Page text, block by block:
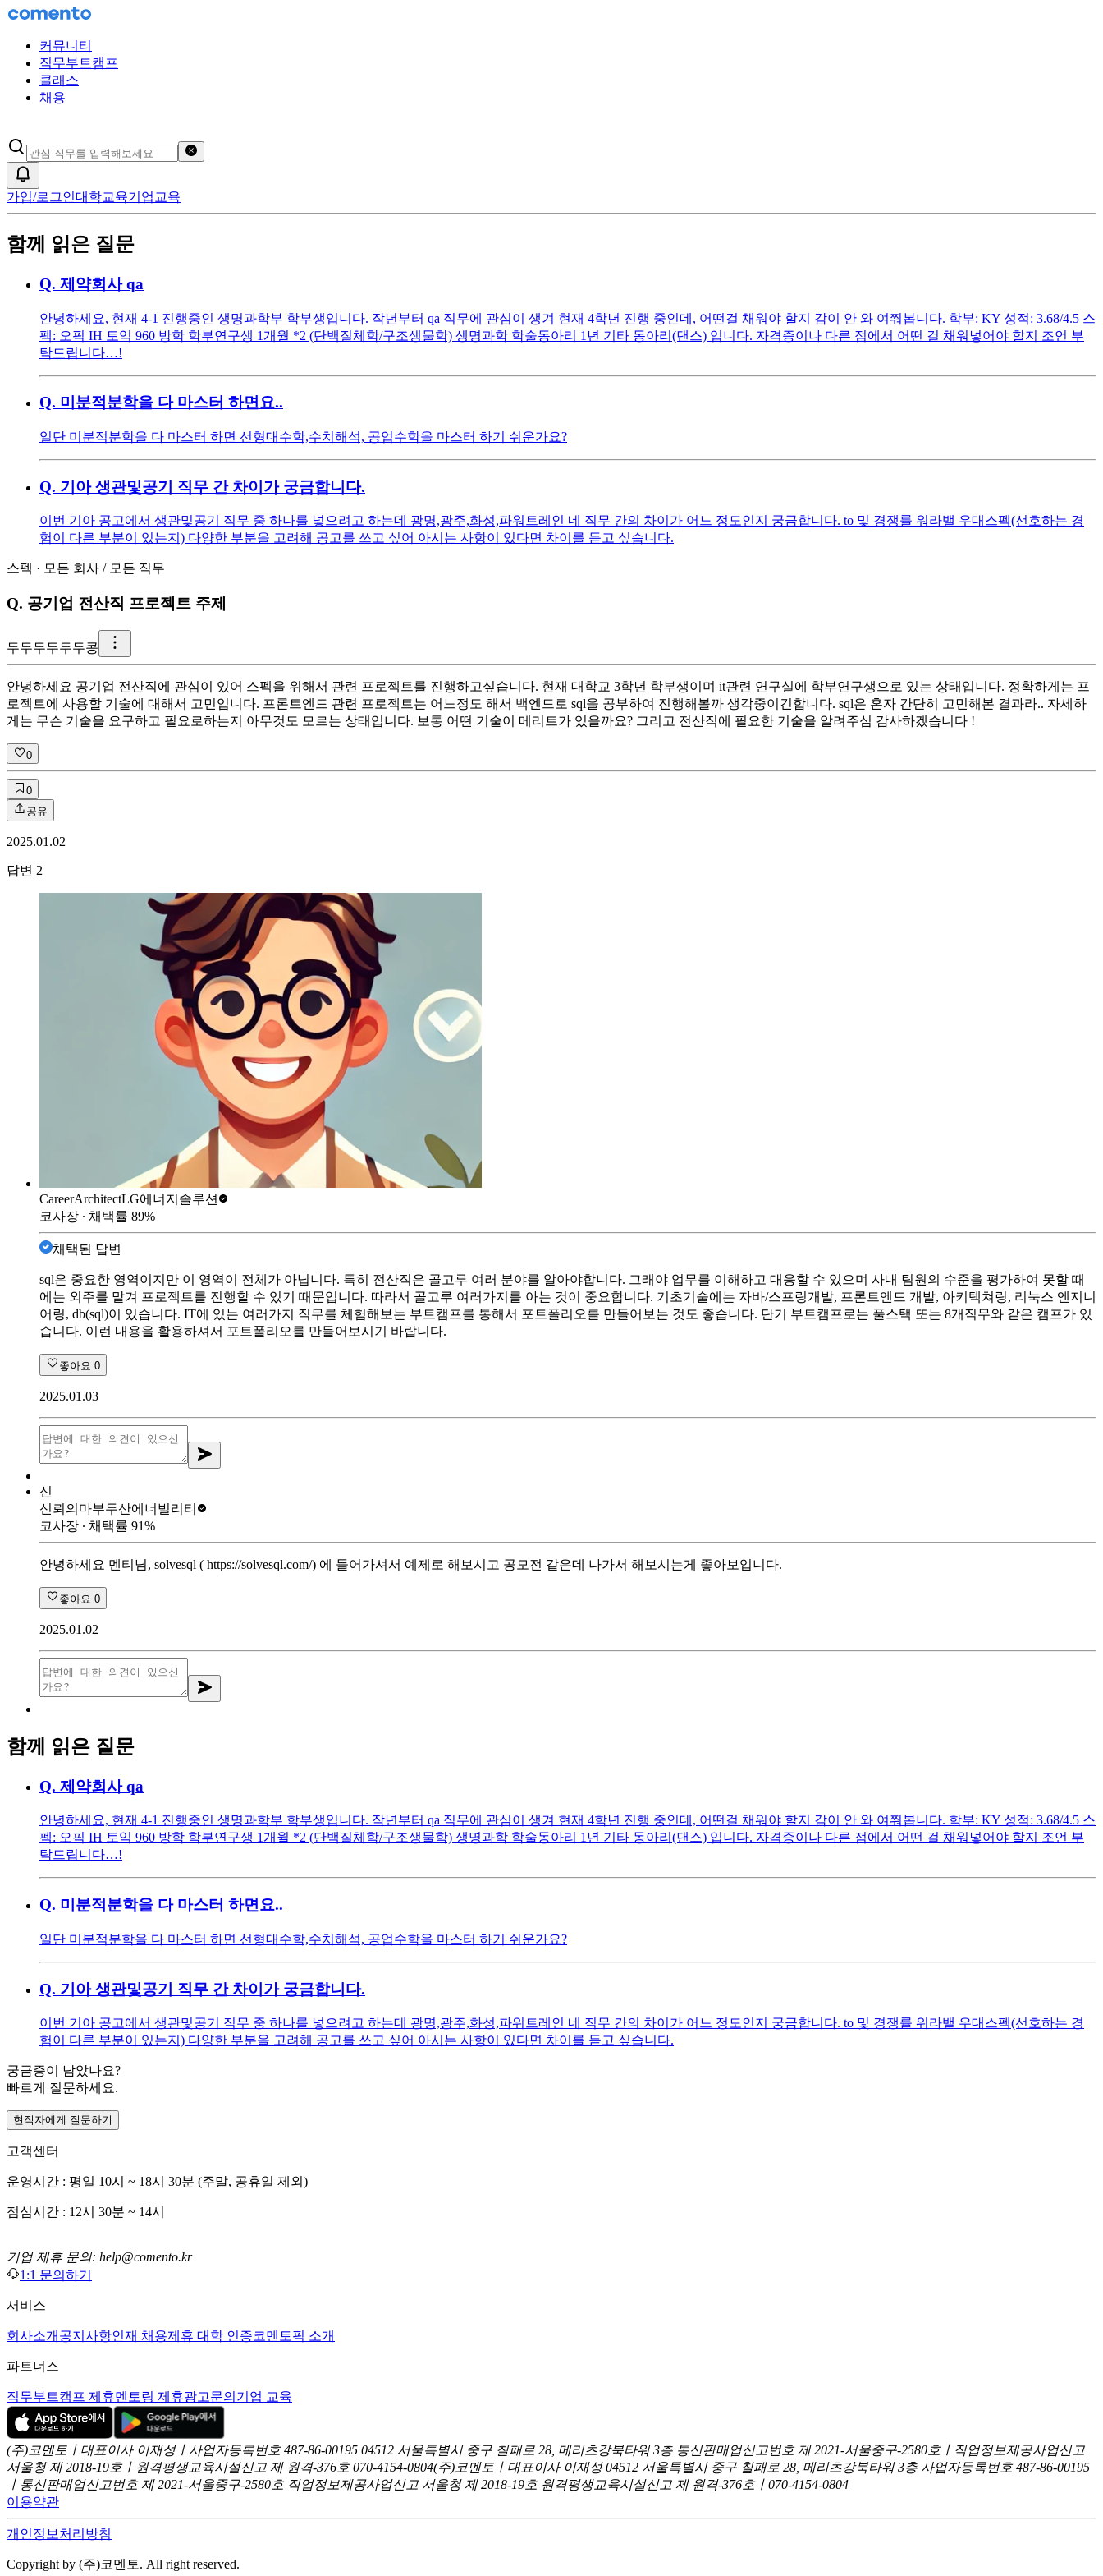
커뮤니티
직무부트캠프
클래스
채용
가입/로그인대학교육기업교육
함께 읽은 질문
Q. 제약회사 qa
안녕하세요, 현재 4-1 진행중인 생명과학부 학부생입니다. 작년부터 qa 직무에 관심이 생겨 현재 4학년 진행 중인데, 어떤걸 채워야 할지 감이 안 와 여쭤봅니다. 학부: KY 성적: 3.68/4.5 스
펙: 오픽 IH 토익 960 방학 학부연구생 1개월 *2 (단백질체학/구조생물학) 생명과학 학술동아리 1년 기타 동아리(댄스) 입니다. 자격증이나 다른 점에서 어떤 걸 채워넣어야 할지 조언 부
탁드립니다…!
Q. 미분적분학을 다 마스터 하면요..
일단 미분적분학을 다 마스터 하면 선형대수학,수치해석, 공업수학을 마스터 하기 쉬운가요?
Q. 기아 생관및공기 직무 간 차이가 궁금합니다.
이번 기아 공고에서 생관및공기 직무 중 하나를 넣으려고 하는데 광명,광주,화성,파워트레인 네 직무 간의 차이가 어느 정도인지 궁금합니다. to 및 경쟁률 워라밸 우대스펙(선호하는 경
험이 다른 부분이 있는지) 다양한 부분을 고려해 공고를 쓰고 싶어 아시는 사항이 있다면 차이를 듣고 싶습니다.
스펙 · 모든 회사 / 모든 직무
Q. 공기업 전산직 프로젝트 주제
두두두두두두콩
안녕하세요 공기업 전산직에 관심이 있어 스펙을 위해서 관련 프로젝트를 진행하고싶습니다. 현재 대학교 3학년 학부생이며 it관련 연구실에 학부연구생으로 있는 상태입니다. 정확하게는 프
로젝트에 사용할 기술에 대해서 고민입니다. 프론트엔드 관련 프로젝트는 어느정도 해서 백엔드로 sql을 공부하여 진행해볼까 생각중이긴합니다. sql은 혼자 간단히 고민해본 결과라.. 자세하
게는 무슨 기술을 요구하고 필요로하는지 아무것도 모르는 상태입니다. 보통 어떤 기술이 메리트가 있을까요? 그리고 전산직에 필요한 기술을 알려주심 감사하겠습니다 !
0
0
공유
2025.01.02
답변 2
CareerArchitectLG에너지솔루션
코사장 ∙ 채택률 89%
채택된 답변
sql은 중요한 영역이지만 이 영역이 전체가 아닙니다. 특히 전산직은 골고루 여러 분야를 알아야합니다. 그래야 업무를 이해하고 대응할 수 있으며 사내 팀원의 수준을 평가하여 못할 때
에는 외주를 맡겨 프로젝트를 진행할 수 있기 때문입니다. 따라서 골고루 여러가지를 아는 것이 중요합니다. 기초기술에는 자바/스프링개발, 프론트엔드 개발, 아키텍쳐링, 리눅스 엔지니
어링, db(sql)이 있습니다. IT에 있는 여러가지 직무를 체험해보는 부트캠프를 통해서 포트폴리오를 만들어보는 것도 좋습니다. 단기 부트캠프로는 풀스택 또는 8개직무와 같은 캠프가 있
습니다. 이런 내용을 활용하셔서 포트폴리오를 만들어보시기 바랍니다.
좋아요 0
2025.01.03
신
신뢰의마부두산에너빌리티
코사장 ∙ 채택률 91%
안녕하세요 멘티님, solvesql ( https://solvesql.com/) 에 들어가셔서 예제로 해보시고 공모전 같은데 나가서 해보시는게 좋아보입니다.
좋아요 0
2025.01.02
함께 읽은 질문
Q. 제약회사 qa
안녕하세요, 현재 4-1 진행중인 생명과학부 학부생입니다. 작년부터 qa 직무에 관심이 생겨 현재 4학년 진행 중인데, 어떤걸 채워야 할지 감이 안 와 여쭤봅니다. 학부: KY 성적: 3.68/4.5 스
펙: 오픽 IH 토익 960 방학 학부연구생 1개월 *2 (단백질체학/구조생물학) 생명과학 학술동아리 1년 기타 동아리(댄스) 입니다. 자격증이나 다른 점에서 어떤 걸 채워넣어야 할지 조언 부
탁드립니다…!
Q. 미분적분학을 다 마스터 하면요..
일단 미분적분학을 다 마스터 하면 선형대수학,수치해석, 공업수학을 마스터 하기 쉬운가요?
Q. 기아 생관및공기 직무 간 차이가 궁금합니다.
이번 기아 공고에서 생관및공기 직무 중 하나를 넣으려고 하는데 광명,광주,화성,파워트레인 네 직무 간의 차이가 어느 정도인지 궁금합니다. to 및 경쟁률 워라밸 우대스펙(선호하는 경
험이 다른 부분이 있는지) 다양한 부분을 고려해 공고를 쓰고 싶어 아시는 사항이 있다면 차이를 듣고 싶습니다.
궁금증이 남았나요?
빠르게 질문하세요.
현직자에게 질문하기
고객센터
운영시간 : 평일 10시 ~ 18시 30분 (주말, 공휴일 제외)
점심시간 : 12시 30분 ~ 14시
기업 제휴 문의: help@comento.kr
1:1 문의하기
서비스
회사소개 공지사항인재 채용제휴 대학 인증코멘토픽 소개
파트너스
직무부트캠프 제휴멘토링 제휴광고문의 기업 교육
(주)코멘토ㅣ대표이사 이재성ㅣ사업자등록번호 487-86-00195 04512 서울특별시 중구 칠패로 28, 메리츠강북타워 3층 통신판매업신고번호 제 2021-서울중구-2580호ㅣ직업정보제공사업신고
서울청 제 2018-19호ㅣ원격평생교육시설신고 제 원격-376호 070-4154-0804(주)코멘토ㅣ대표이사 이재성 04512 서울특별시 중구 칠패로 28, 메리츠강북타워 3층 사업자등록번호 487-86-00195
ㅣ통신판매업신고번호 제 2021-서울중구-2580호 직업정보제공사업신고 서울청 제 2018-19호 원격평생교육시설신고 제 원격-376호ㅣ070-4154-0804
이용약관
개인정보처리방침
Copyright by (주)코멘토. All right reserved.